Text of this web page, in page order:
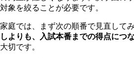
対象を絞ることが必要です。
家庭では、まず次の順番で見直して
しよりも、入試本番までの得点につ
大切です。